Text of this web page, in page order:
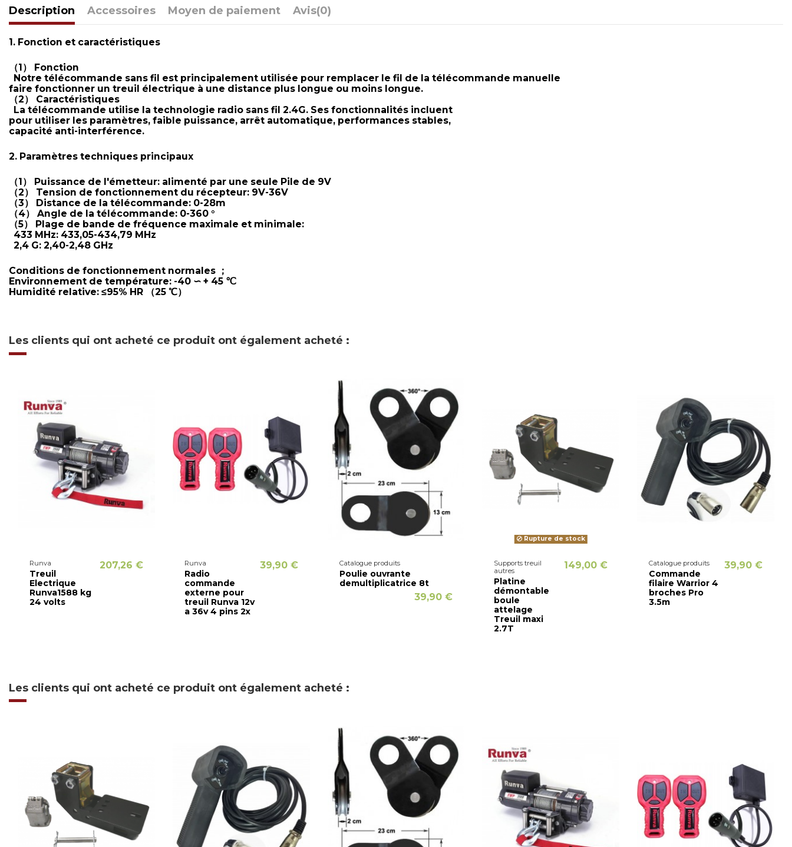
Description Accessoires Moyen de paiement Avis(0)
1. Fonction et caractéristiques
（1） Fonction
Notre télécommande sans fil est principalement utilisée pour remplacer le fil de la télécommande manuelle
faire fonctionner un treuil électrique à une distance plus longue ou moins longue.
（2） Caractéristiques
La télécommande utilise la technologie radio sans fil 2.4G. Ses fonctionnalités incluent
pour utiliser les paramètres, faible puissance, arrêt automatique, performances stables,
capacité anti-interférence.
2. Paramètres techniques principaux
（1） Puissance de l'émetteur: alimenté par une seule Pile de 9V
（2） Tension de fonctionnement du récepteur: 9V-36V
（3） Distance de la télécommande: 0-28m
（4） Angle de la télécommande: 0-360 °
（5） Plage de bande de fréquence maximale et minimale:
433 MHz: 433,05-434,79 MHz
2,4 G: 2,40-2,48 GHz
Conditions de fonctionnement normales ；
Environnement de température: -40 ∽ + 45 ℃
Humidité relative: ≤95% HR （25 ℃）
Les clients qui ont acheté ce produit ont également acheté :
Runva
Treuil
Electrique
Runva1588 kg
24 volts
207,26 € Runva
Radio
commande
externe pour
treuil Runva 12v
a 36v 4 pins 2x
39,90 € Catalogue produits
Poulie ouvrante
demultiplicatrice 8t
39,90 €
Rupture de stock
Supports treuil
autres
Platine
démontable
boule
attelage
Treuil maxi
2.7T
149,00 € Catalogue produits
Commande
filaire Warrior 4
broches Pro
3.5m
39,90 €
Les clients qui ont acheté ce produit ont également acheté :